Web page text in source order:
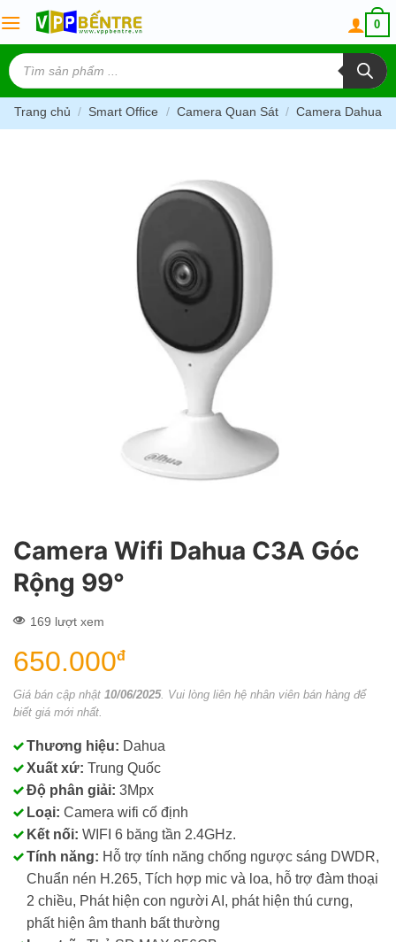
to
content
0
Tìm
kiếm
sản
phẩm
Trang chủ / Smart Office / Camera Quan Sát / Camera Dahua
Camera Wifi Dahua C3A Góc
Rộng 99°
169 lượt xem
650.000đ
Giá bán cập nhật 10/06/2025. Vui lòng liên hệ nhân viên bán hàng để
biết giá mới nhất.
Thương hiệu: Dahua
Xuất xứ: Trung Quốc
Độ phân giải: 3Mpx
Loại: Camera wifi cố định
Kết nối: WIFI 6 băng tần 2.4GHz.
Tính năng: Hỗ trợ tính năng chống ngược sáng DWDR,
Chuẩn nén H.265, Tích hợp mic và loa, hỗ trợ đàm thoại
2 chiều, Phát hiện con người AI, phát hiện thú cưng,
phất hiện âm thanh bất thường